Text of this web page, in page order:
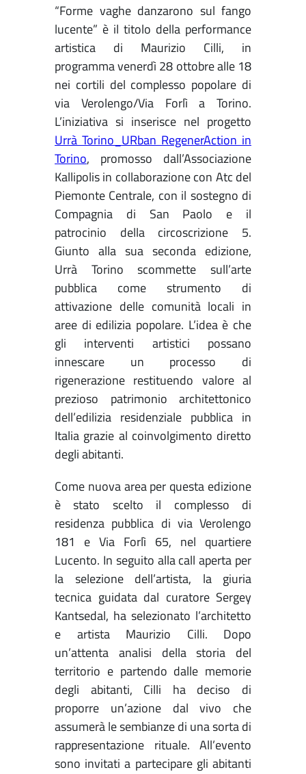
“Forme vaghe danzarono sul fango
lucente” è il titolo della performance
artistica di Maurizio Cilli, in
programma venerdì 28 ottobre alle 18
nei cortili del complesso popolare di
via Verolengo/Via Forlì a Torino.
L’iniziativa si inserisce nel progetto
Urrà Torino_URban RegenerAction in
Torino, promosso dall’Associazione
Kallipolis in collaborazione con Atc del
Piemonte Centrale, con il sostegno di
Compagnia di San Paolo e il
patrocinio della circoscrizione 5.
Giunto alla sua seconda edizione,
Urrà Torino scommette sull’arte
pubblica come strumento di
attivazione delle comunità locali in
aree di edilizia popolare. L’idea è che
gli interventi artistici possano
innescare un processo di
rigenerazione restituendo valore al
prezioso patrimonio architettonico
dell’edilizia residenziale pubblica in
Italia grazie al coinvolgimento diretto
degli abitanti.
Come nuova area per questa edizione
è stato scelto il complesso di
residenza pubblica di via Verolengo
181 e Via Forlì 65, nel quartiere
Lucento. In seguito alla call aperta per
la selezione dell’artista, la giuria
tecnica guidata dal curatore Sergey
Kantsedal, ha selezionato l’architetto
e artista Maurizio Cilli. Dopo
un’attenta analisi della storia del
territorio e partendo dalle memorie
degli abitanti, Cilli ha deciso di
proporre un’azione dal vivo che
assumerà le sembianze di una sorta di
rappresentazione rituale. All’evento
sono invitati a partecipare gli abitanti